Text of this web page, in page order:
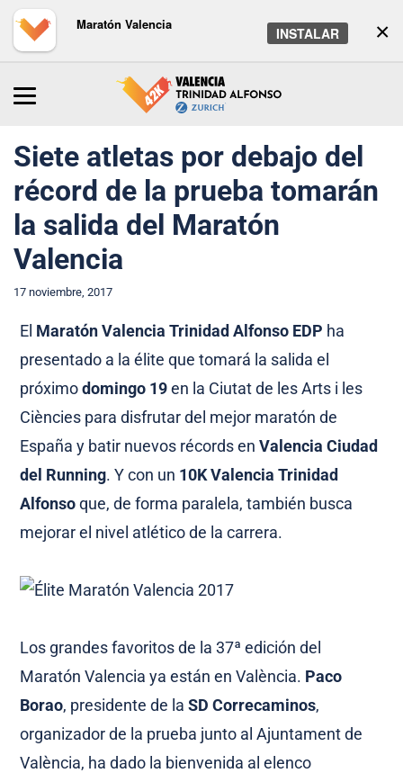
×
Maratón Valencia
INSTALAR
Noticias
Siete atletas por debajo del
récord de la prueba tomarán
la salida del Maratón
Valencia
17 noviembre, 2017
El Maratón Valencia Trinidad Alfonso EDP ha
presentado a la élite que tomará la salida el
próximodomingo 19en la Ciutat de les Arts i les
Ciències para disfrutar del mejor maratón de
España y batir nuevos récords enValencia Ciudad
del Running. Y con un 10K Valencia Trinidad
Alfonsoque, de forma paralela, también busca
mejorar el nivel atlético de la carrera.
Los grandes favoritos de la 37ª edición del
Maratón Valencia ya están en València. Paco
Borao, presidente de laSD Correcaminos,
organizador de la prueba junto al Ajuntament de
València, ha dado la bienvenida al elenco